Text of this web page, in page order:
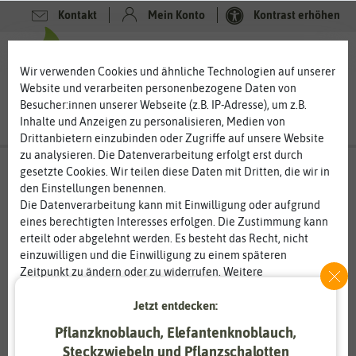
Kontakt Mein Konto Kontrast erhöhen
Wir verwenden Cookies und ähnliche Technologien auf unserer
Website und verarbeiten personenbezogene Daten von
Besucher:innen unserer Webseite (z.B. IP-Adresse), um z.B.
Inhalte und Anzeigen zu personalisieren, Medien von
Drittanbietern einzubinden oder Zugriffe auf unsere Website
zu analysieren. Die Datenverarbeitung erfolgt erst durch
gesetzte Cookies. Wir teilen diese Daten mit Dritten, die wir in
den Einstellungen benennen.
Die Datenverarbeitung kann mit Einwilligung oder aufgrund
eines berechtigten Interesses erfolgen. Die Zustimmung kann
erteilt oder abgelehnt werden. Es besteht das Recht, nicht
einzuwilligen und die Einwilligung zu einem späteren
Zeitpunkt zu ändern oder zu widerrufen. Weitere
Informationen zur Verwendung personenbezogener Daten und
den Diensten erklären wir in unsererDaten­schutz­erklärung
Essenziell Statistik
Jetzt entdecken:
Pflanzknoblauch, Elefantenknoblauch,
Steckzwiebeln und Pflanzschalotten